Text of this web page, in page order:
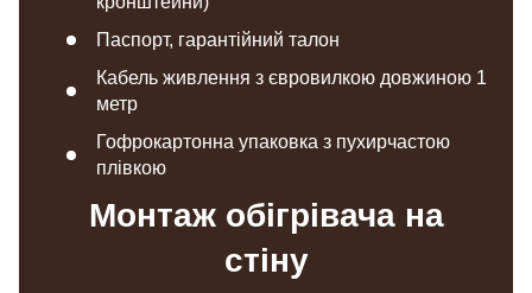
Паспорт, гарантійний талон
Кабель живлення з євровилкою довжиною 1
метр
Гофрокартонна упаковка з пухирчастою
плівкою
Монтаж обігрівача на
стіну